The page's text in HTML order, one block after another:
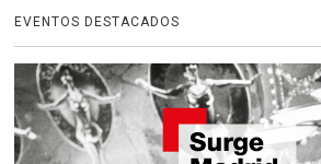
EVENTOS DESTACADOS